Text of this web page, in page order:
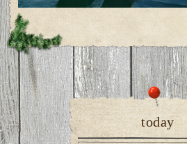
today